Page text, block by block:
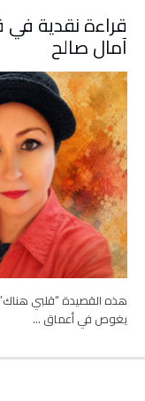
قراءة نقدية
آمال صالح
هذه القصيدة “قلبي
يغوص في أعماق …